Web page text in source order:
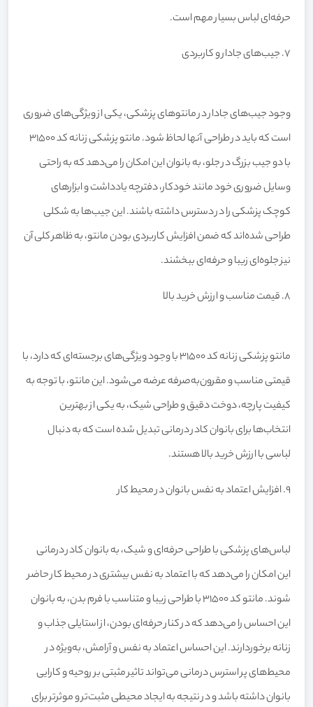
حرفه‌ای لباس بسیار مهم است.
۷. جیب‌های جادار و کاربردی
وجود جیب‌های جادار در مانتوهای پزشکی، یکی از ویژگی‌های ضروری
است که باید در طراحی آنها لحاظ شود. مانتو پزشکی زنانه کد 31500
با دو جیب بزرگ در جلو، به بانوان این امکان را می‌دهد که به راحتی
وسایل ضروری خود مانند خودکار، دفترچه یادداشت و ابزارهای
کوچک پزشکی را در دسترس داشته باشند. این جیب‌ها به شکلی
طراحی شده‌اند که ضمن افزایش کاربردی بودن مانتو، به ظاهر کلی آن
نیز جلوه‌ای زیبا و حرفه‌ای ببخشند.
۸. قیمت مناسب و ارزش خرید بالا
مانتو پزشکی زنانه کد 31500 با وجود ویژگی‌های برجسته‌ای که دارد، با
قیمتی مناسب و مقرون‌به‌صرفه عرضه می‌شود. این مانتو، با توجه به
کیفیت پارچه، دوخت دقیق و طراحی شیک، به یکی از بهترین
انتخاب‌ها برای بانوان کادر درمانی تبدیل شده است که به دنبال
لباسی با ارزش خرید بالا هستند.
۹. افزایش اعتماد به نفس بانوان در محیط کار
لباس‌های پزشکی با طراحی حرفه‌ای و شیک، به بانوان کادر درمانی
این امکان را می‌دهد که با اعتماد به نفس بیشتری در محیط کار حاضر
شوند. مانتو کد 31500 با طراحی زیبا و متناسب با فرم بدن، به بانوان
این احساس را می‌دهد که در کنار حرفه‌ای بودن، از استایلی جذاب و
زنانه برخوردارند. این احساس اعتماد به نفس و آرامش، به‌ویژه در
محیط‌های پر استرس درمانی می‌تواند تاثیر مثبتی بر روحیه و کارایی
بانوان داشته باشد و در نتیجه به ایجاد محیطی مثبت‌تر و موثرتر برای